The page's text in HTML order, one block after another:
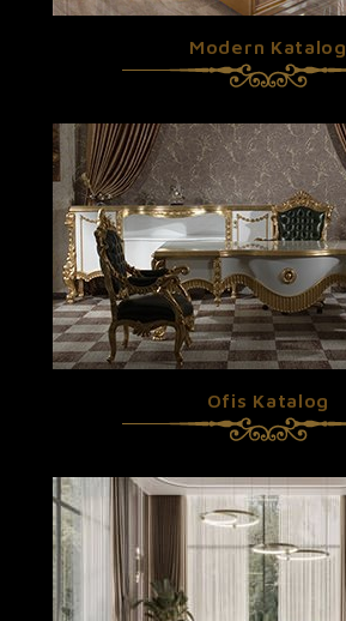
Modern Katalog
Ofis Katalog